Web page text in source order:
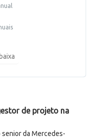
baixa
de projeto na
da Mercedes-